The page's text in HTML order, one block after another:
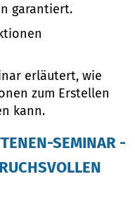
garantiert.
erläutert, wie
zum Erstellen
kann.
SEMINAR -